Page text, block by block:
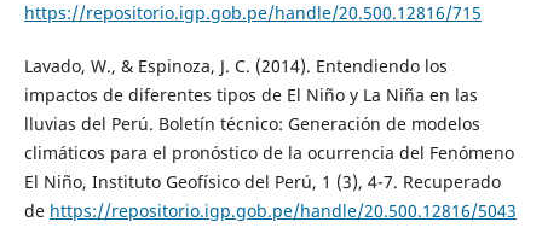
https://repositorio.igp.gob.pe/handle/20.500.12816/715
Lavado, W., & Espinoza, J. C. (2014). Entendiendo los
impactos de diferentes tipos de El Niño y La Niña en las
lluvias del Perú. Boletín técnico: Generación de modelos
climáticos para el pronóstico de la ocurrencia del Fenómeno
El Niño, Instituto Geofísico del Perú, 1 (3), 4-7. Recuperado
de https://repositorio.igp.gob.pe/handle/20.500.12816/5043